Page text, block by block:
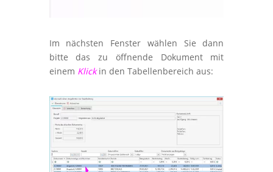
Im nächsten Fenster wählen Sie dann
bitte das zu öffnende Dokument mit
einem Klickin den Tabellenbereich aus: